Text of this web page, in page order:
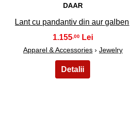
DAAR
Lant cu pandantiv din aur galben
1.155,00
Apparel & Accessories› Jewelry